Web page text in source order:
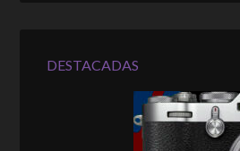
DESTACADAS